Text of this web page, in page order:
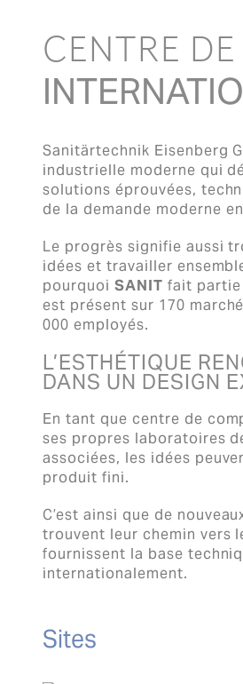
CENTRE
Sanitärtechnik Eisenberg
industrielle moderne qui
solutions éprouvées,
de la demande moderne
Le progrès signifie aussi
idées et travailler
pourquoi SANIT fait partie
est présent sur 170
000 employés.
L’ESTHÉTIQUE
DANS UN DESIGN
En tant que centre de
ses propres laboratoires
associées, les idées
produit fini.
C’est ainsi que de
trouvent leur chemin vers
fournissent la base
internationalement.
Sites